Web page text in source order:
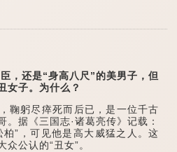
还是“身高八尺”的美男子，但
女子。为什么？
躬尽瘁死而后已，是一位千古
。据《三国志·诸葛亮传》记载：
”，可见他是高大威猛之人。这
公认的“丑女”。